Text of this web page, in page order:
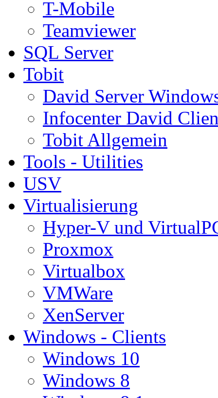
T-Mobile
Teamviewer
SQL Server
Tobit
David Server
Infocenter David
Tobit Allgemein
Tools - Utilities
USV
Virtualisierung
Hyper-V und
Proxmox
Virtualbox
VMWare
XenServer
Windows - Clients
Windows 10
Windows 8